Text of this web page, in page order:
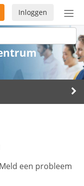
Inloggen
een probleem